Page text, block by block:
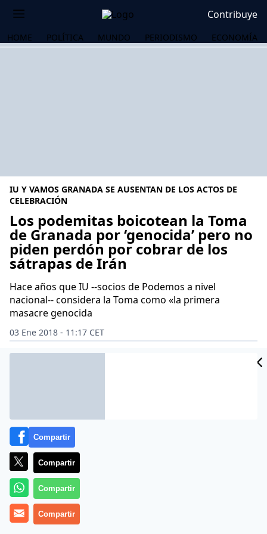
Contribuye
HOME POLÍTICA MUNDO PERIODISMO ECONOMÍA
IU Y VAMOS GRANADA SE AUSENTAN DE LOS ACTOS DE
CELEBRACIÓN
Los podemitas boicotean la Toma
de Granada por ‘genocida’ pero no
piden perdón por cobrar de los
sátrapas de Irán
Hace años que IU --socios de Podemos a nivel
nacional-- considera la Toma como «la primera
masacre genocida
03 Ene 2018 - 11:17 CET
Archivado en: FEDERICO GARCÍA LORCA
Compartir
Compartir
Compartir
Compartir